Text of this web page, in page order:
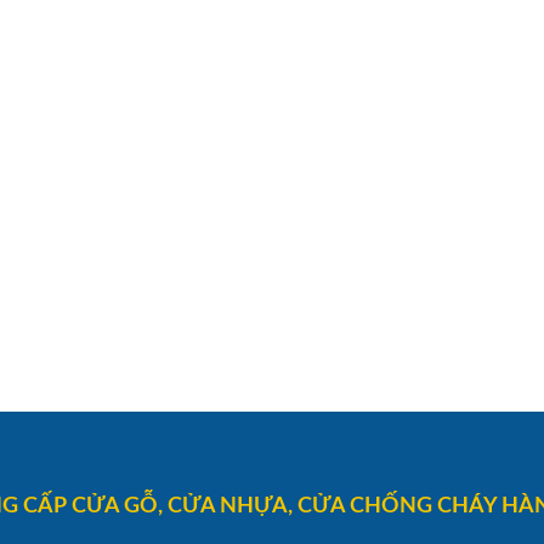
CẤP CỬA GỖ, CỬA NHỰA, CỬA CHỐNG CHÁY